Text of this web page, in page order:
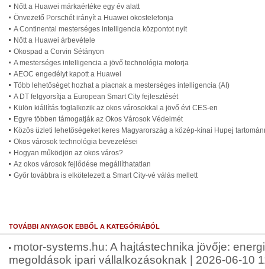
Nőtt a Huawei márkaértéke egy év alatt
Önvezető Porschét irányít a Huawei okostelefonja
A Continental mesterséges intelligencia központot nyit
Nőtt a Huawei árbevétele
Okospad a Corvin Sétányon
A mesterséges intelligencia a jövő technológia motorja
AEOC engedélyt kapott a Huawei
Több lehetőséget hozhat a piacnak a mesterséges intelligencia (AI)
A DT felgyorsítja a European Smart City fejlesztését
Külön kiállítás foglalkozik az okos városokkal a jövő évi CES-en
Egyre többen támogatják az Okos Városok Védelmét
Közös üzleti lehetőségeket keres Magyarország a közép-kínai Hupej
Okos városok technológia bevezetései
Hogyan működjön az okos város?
Az okos városok fejlődése megállíthatatlan
Győr továbbra is elkötelezett a Smart City-vé válás mellett
TOVÁBBI ANYAGOK EBBŐL A KATEGÓRIÁBÓL
motor-systems.hu: A hajtástechnika jövője:
megoldások ipari vállalkozásoknak | 2026-06-10